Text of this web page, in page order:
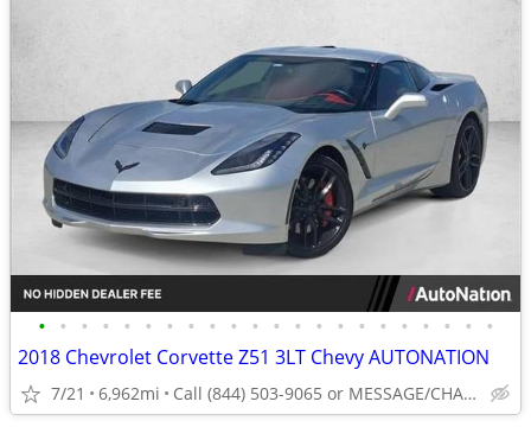
• • • • • • • • • • • • • • • • • • • • • •
2018 Chevrolet Corvette Z51 3LT Chevy AUTONATION
7/21 6,962mi Call (844) 503-9065 or MESSAGE/CHAT to confirm availability